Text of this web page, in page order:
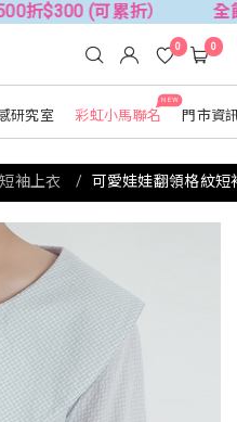
可累折） 全館3件88折
研究室
NEW
彩虹小馬聯名 門市資
0 0
短袖上衣 可愛娃娃翻領格紋短